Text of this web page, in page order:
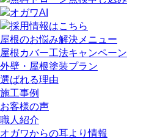
屋根のお悩み解決メニュー
屋根カバー工法キャンペーン
外壁・屋根塗装プラン
選ばれる理由
施工事例
お客様の声
職人紹介
オガワからの耳より情報